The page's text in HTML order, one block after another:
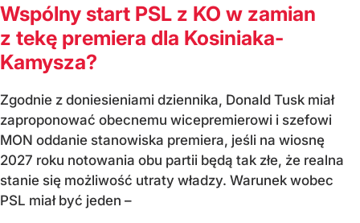
Wspólny start PSL z KO w zamian
z tekę premiera dla Kosiniaka-
Kamysza?
Zgodnie z doniesieniami dziennika, Donald Tusk miał
zaproponować obecnemu wicepremierowi i szefowi
MON oddanie stanowiska premiera, jeśli na wiosnę
2027 roku notowania obu partii będą tak złe, że realna
stanie się możliwość utraty władzy. Warunek wobec
PSL miał być jeden –